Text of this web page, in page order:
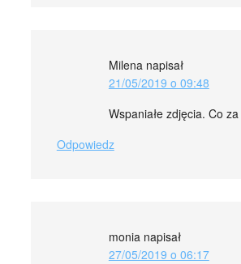
Milena napisał
21/05/2019 o 09:48
Wspaniałe zdjęcia. Co
Odpowiedz
monia napisał
27/05/2019 o 06:17